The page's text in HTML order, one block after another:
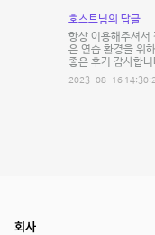
호스트님의 답글
항상 이용해주셔서
은 연습 환경을 위
좋은 후기 감사합
2023-08-16
회사